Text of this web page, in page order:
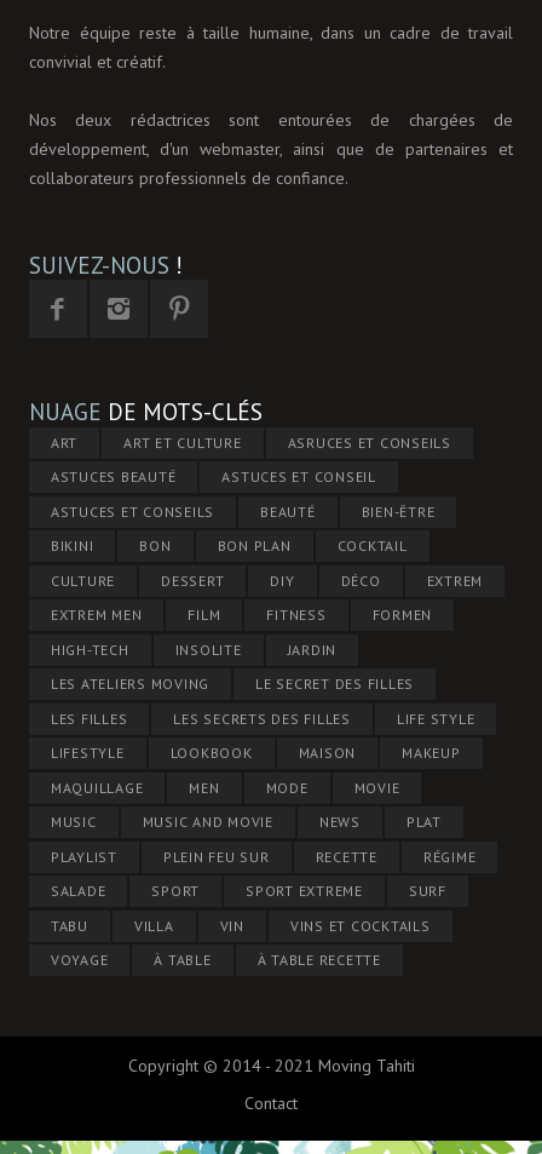
Notre équipe reste à taille humaine, dans un cadre de travail
convivial et créatif.
Nos deux rédactrices sont entourées de chargées de
développement, d'un webmaster, ainsi que de partenaires et
collaborateurs professionnels de confiance.
SUIVEZ-NOUS !
NUAGE DE MOTS-CLÉS
ART ART ET CULTURE
ASRUCES ET CONSEILS
ASTUCES BEAUTÉ
ASTUCES ET CONSEIL
ASTUCES ET CONSEILS
BEAUTÉ
BIEN-ÊTRE
BIKINI
BON BON PLAN
COCKTAIL
CULTURE
DESSERT DIY DÉCO
EXTREM
EXTREM MEN
FILM FITNESS
FORMEN
HIGH-TECH
INSOLITE
JARDIN
LES ATELIERS MOVING
LE SECRET DES FILLES
LES FILLES
LES SECRETS DES FILLES
LIFE STYLE
LIFESTYLE
LOOKBOOK MAISON
MAKEUP
MAQUILLAGE
MEN MODE
MOVIE
MUSIC
MUSIC AND MOVIE NEWS
PLAT
PLAYLIST
PLEIN FEU SUR RECETTE
RÉGIME
SALADE
SPORT SPORT EXTREME
SURF
TABU
VILLA VIN
VINS ET COCKTAILS
VOYAGE
À TABLE À TABLE RECETTE
Copyright © 2014 - 2021 Moving Tahiti
Contact